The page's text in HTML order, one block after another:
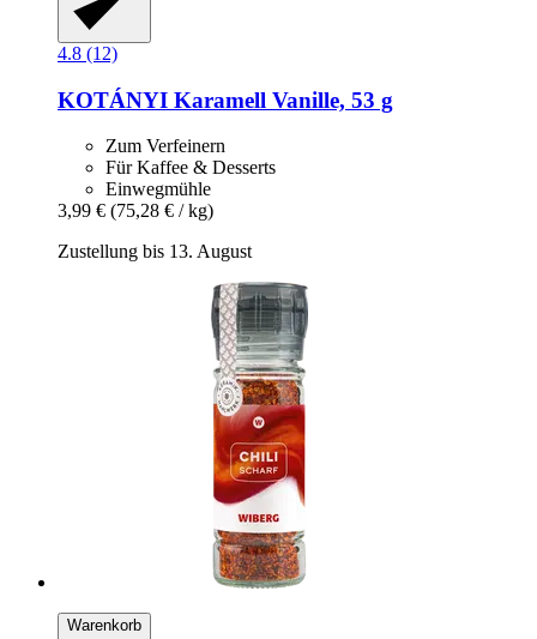
4.8 (12)
KOTÁNYI Karamell Vanille, 53 g
Zum Verfeinern
Für Kaffee & Desserts
Einwegmühle
3,99 € (75,28 € / kg)
Zustellung bis 13. August
Warenkorb